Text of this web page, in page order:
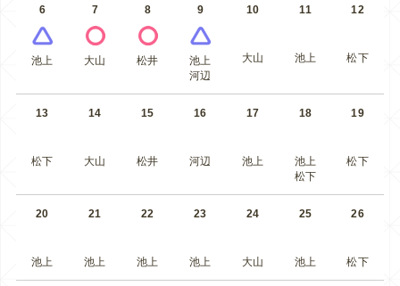
6
池上
7
大山
8
松井
9
池上
河辺
10
大山
11
池上
12
松下
13
松下
14
大山
15
松井
16
河辺
17
池上
18
池上
松下
19
松下
20
池上
21
池上
22
池上
23
池上
24
大山
25
池上
26
松下